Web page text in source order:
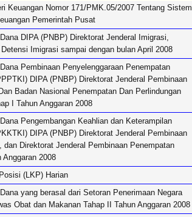
Keuangan Nomor 171/PMK.05/2007 Tentang Sistem
Pemerintah Pusat
DIPA (PNBP) Direktorat Jenderal Imigrasi,
Imigrasi sampai dengan bulan April 2008
Pembinaan Penyelenggaraan Penempatan
DIPA (PNBP) Direktorat Jenderal Pembinaan
Badan Nasional Penempatan Dan Perlindungan
I Tahun Anggaran 2008
Pengembangan Keahlian dan Keterampilan
DIPA (PNBP) Direktorat Jenderal Pembinaan
dan Direktorat Jenderal Pembinaan Penempatan
Anggaran 2008
(LKP) Harian
yang berasal dari Setoran Penerimaan Negara
Obat dan Makanan Tahap II Tahun Anggaran 2008